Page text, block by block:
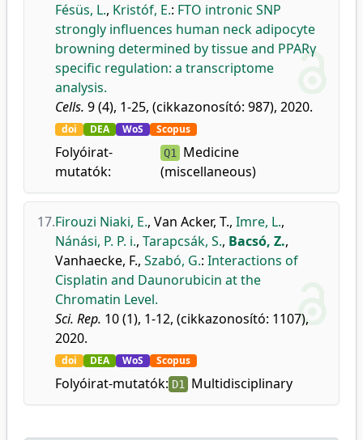
Fésüs, L., Kristóf, E.: FTO intronic SNP
strongly influences human neck adipocyte
browning determined by tissue and PPARγ
specific regulation: a transcriptome
analysis.
Cells. 9 (4), 1-25, (cikkazonosító: 987), 2020.
doi DEA WoS Scopus
Folyóirat-
mutatók:
Q1
Medicine
(miscellaneous)
17.Firouzi Niaki, E., Van Acker, T., Imre, L.,
Nánási, P. P. i., Tarapcsák, S., Bacsó, Z.,
Vanhaecke, F., Szabó, G.: Interactions of
Cisplatin and Daunorubicin at the
Chromatin Level.
Sci. Rep. 10 (1), 1-12, (cikkazonosító: 1107),
2020.
doi DEA WoS Scopus
Folyóirat-mutatók: D1 Multidisciplinary